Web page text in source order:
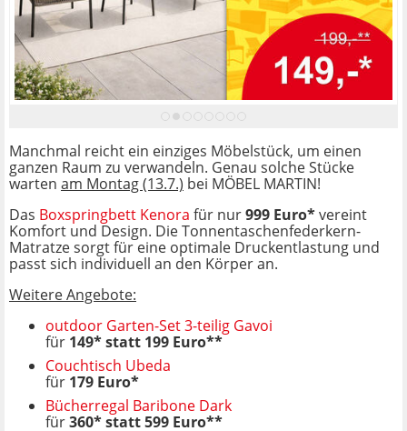
Manchmal reicht ein einziges Möbelstück, um einen
ganzen Raum zu verwandeln. Genau solche Stücke
warten am Montag (13.7.) bei MÖBEL MARTIN!
Das Boxspringbett Kenora für nur999 Euro*vereint
Komfort und Design. Die Tonnentaschenfederkern-
Matratze sorgt für eine optimale Druckentlastung und
passt sich individuell an den Körper an.
Weitere Angebote:
outdoor Garten-Set 3-teilig Gavoi
für 149* statt 199 Euro**
Couchtisch Ubeda
für 179 Euro*
Bücherregal Baribone Dark
für360* statt 599 Euro**